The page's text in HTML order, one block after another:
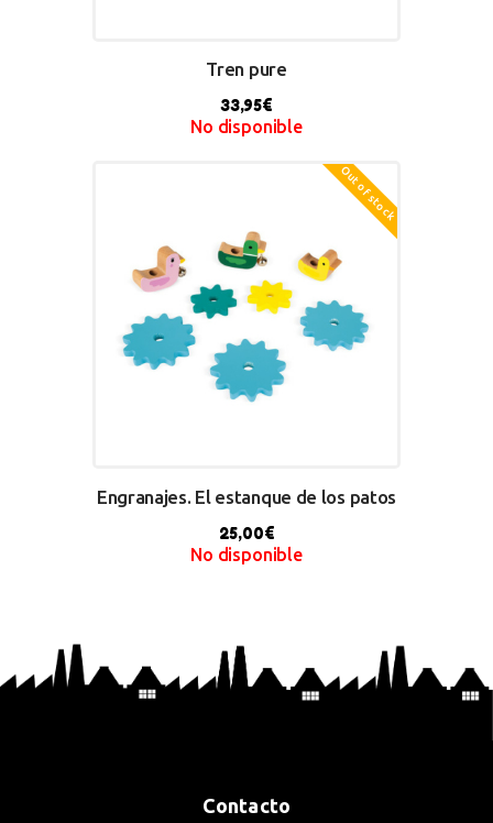
Tren pure
33,95€
No disponible
Out of stock
Engranajes. El estanque de los patos
25,00€
No disponible
Contacto